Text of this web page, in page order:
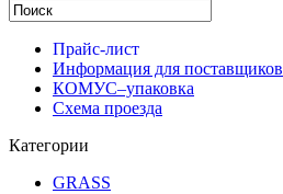
Прайс-лист
Информация для поставщиков
КОМУС–упаковка
Схема проезда
Категории
GRASS